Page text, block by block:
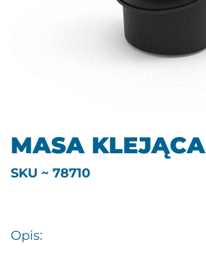
MASA KLEJĄCA
SKU ~ 78710
Opis: